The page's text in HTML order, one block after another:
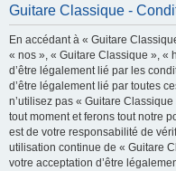
Guitare Classique -
En accédant à « Guitare
« nos », « Guitare Classique », «
d’être légalement lié par les
d’être légalement lié par toutes
n’utilisez pas « Guitare
tout moment et ferons tout notre
est de votre responsabilité de
utilisation continue de « Guitare
votre acceptation d’être